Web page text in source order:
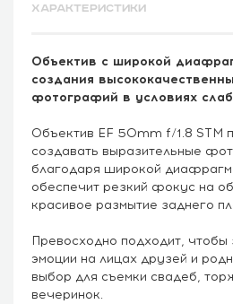
ХАРАКТЕРИСТИКИ
Объектив с широкой
создания
фотографий в условиях
Объектив EF 50mm f/1.8 STM
создавать выразительные
благодаря широкой
обеспечит резкий фокус на
красивое размытие заднего
Превосходно подходит, чтобы
эмоции на лицах друзей и
выбор для съемки свадеб,
вечеринок.